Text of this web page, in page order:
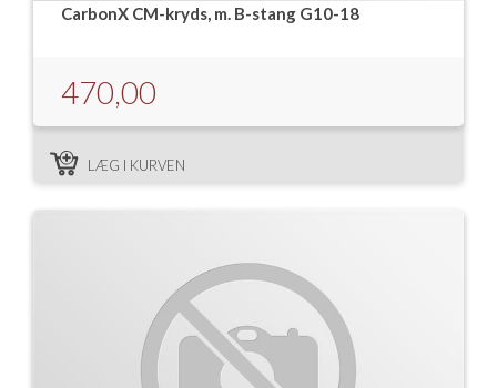
CarbonX CM-kryds, m. B-stang G10-18
470,00
LÆG I KURVEN